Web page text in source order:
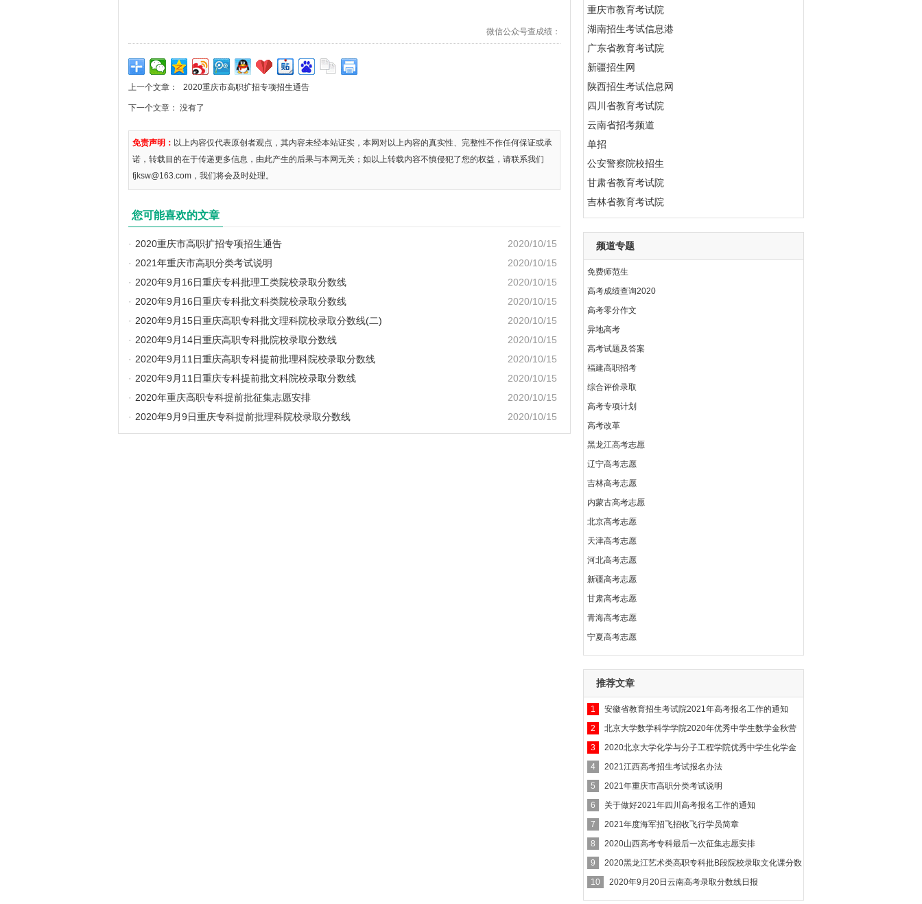
微信公众号查成绩：
上一个文章： 2020重庆市高职扩招专项招生通告
下一个文章： 没有了
免责声明： 以上内容仅代表原创者观点，其内容未经本站证实，本网对以上内容的真实性、完整性不作任何保证或承
诺，转载目的在于传递更多信息，由此产生的后果与本网无关；如以上转载内容不慎侵犯了您的权益，请联系我们
fjksw@163.com，我们将会及时处理。
您可能喜欢的文章
2020/10/15
· 2020重庆市高职扩招专项招生通告
2020/10/15
· 2021年重庆市高职分类考试说明
2020/10/15
· 2020年9月16日重庆专科批理工类院校录取分数线
2020/10/15
· 2020年9月16日重庆专科批文科类院校录取分数线
2020/10/15
· 2020年9月15日重庆高职专科批文理科院校录取分数线(二)
2020/10/15
· 2020年9月14日重庆高职专科批院校录取分数线
2020/10/15
· 2020年9月11日重庆高职专科提前批理科院校录取分数线
2020/10/15
· 2020年9月11日重庆专科提前批文科院校录取分数线
2020/10/15
· 2020年重庆高职专科提前批征集志愿安排
2020/10/15
· 2020年9月9日重庆专科提前批理科院校录取分数线
重庆市教育考试院
湖南招生考试信息港
广东省教育考试院
新疆招生网
陕西招生考试信息网
四川省教育考试院
云南省招考频道
单招
公安警察院校招生
甘肃省教育考试院
吉林省教育考试院
频道专题
免费师范生
高考成绩查询2020
高考零分作文
异地高考
高考试题及答案
福建高职招考
综合评价录取
高考专项计划
高考改革
黑龙江高考志愿
辽宁高考志愿
吉林高考志愿
内蒙古高考志愿
北京高考志愿
天津高考志愿
河北高考志愿
新疆高考志愿
甘肃高考志愿
青海高考志愿
宁夏高考志愿
推荐文章
1
安徽省教育招生考试院2021年高考报名工作的通知
2
北京大学数学科学学院2020年优秀中学生数学金秋营
报名
3
2020北京大学化学与分子工程学院优秀中学生化学金
秋营
4
2021江西高考招生考试报名办法
5
2021年重庆市高职分类考试说明
6
关于做好2021年四川高考报名工作的通知
7
2021年度海军招飞招收飞行学员简章
8
2020山西高考专科最后一次征集志愿安排
9
2020黑龙江艺术类高职专科批B段院校录取文化课分数
线10 2020年9月20日云南高考录取分数线日报